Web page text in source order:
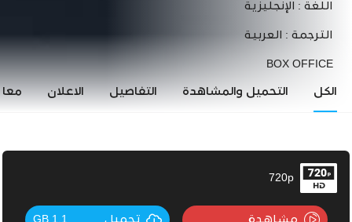
اللغة : الإنجليزية
الترجمة : العربية
BOX OFFICE
الكل التحميل والمشاهدة التفاصيل الاعلان
720p
مشاهدة تحميل 1.1 GB